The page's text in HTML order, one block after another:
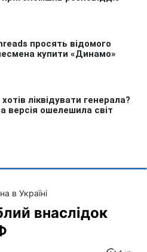
в Україні
внаслідок